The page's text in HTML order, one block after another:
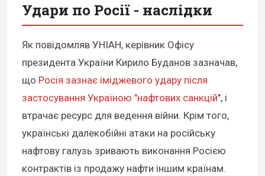
Удари по Росії - наслідки
Як повідомляв УНІАН, керівник Офісу
президента України Кирило Буданов зазначав,
що Росія зазнає іміджевого удару після
застосування Україною "нафтових санкцій", і
втрачає ресурс для ведення війни. Крім того,
українські далекобійні атаки на російську
нафтову галузь зривають виконання Росією
контрактів із продажу нафти іншим країнам.